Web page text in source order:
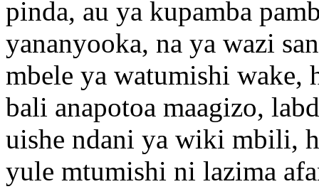
pinda, au ya kupamba
yananyooka, na ya wazi
mbele ya watumishi wake,
bali anapotoa maagizo,
uishe ndani ya wiki mbili,
yule mtumishi ni lazima